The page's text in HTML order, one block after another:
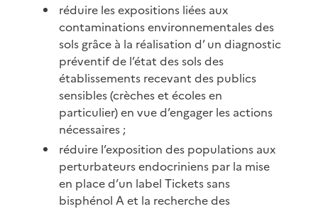
réduire les expositions liées aux
contaminations environnementales des
sols grâce à la réalisation d’ un diagnostic
préventif de l’état des sols des
établissements recevant des publics
sensibles (crèches et écoles en
particulier) en vue d’engager les actions
nécessaires ;
réduire l’exposition des populations aux
perturbateurs endocriniens par la mise
en place d’un label Tickets sans
bisphénol A et la recherche des